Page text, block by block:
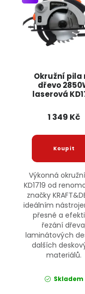
Okružní pila
dřevo
laserová
1 349 Kč
Výkonná
KD1719 od
značky
ideálním
přesné a
řezání
laminátových
dalších
materiálů.
Skladem